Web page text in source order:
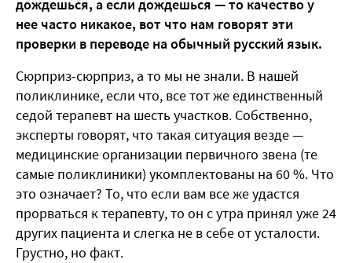
дождешься, а если дождешься — то качество у
нее часто никакое, вот что нам говорят эти
проверки в переводе на обычный русский язык.
Сюрприз-сюрприз, а то мы не знали. В нашей
поликлинике, если что, все тот же единственный
седой терапевт на шесть участков. Собственно,
эксперты говорят, что такая ситуация везде —
медицинские организации первичного звена (те
самые поликлиники) укомплектованы на 60 %. Что
это означает? То, что если вам все же удастся
прорваться к терапевту, то он с утра принял уже 24
других пациента и слегка не в себе от усталости.
Грустно, но факт.